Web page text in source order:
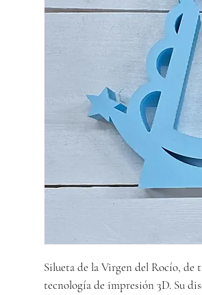
Silueta de la Virgen del Rocío, de
tecnología de impresión 3D. Su